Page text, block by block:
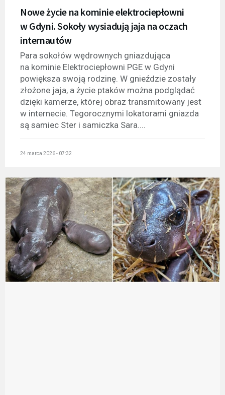
Nowe życie na kominie elektrociepłowni
w Gdyni. Sokoły wysiadują jaja na oczach
internautów
Para sokołów wędrownych gniazdująca
na kominie Elektrociepłowni PGE w Gdyni
powiększa swoją rodzinę. W gnieździe zostały
złożone jaja, a życie ptaków można podglądać
dzięki kamerze, której obraz transmitowany jest
w internecie. Tegorocznymi lokatorami gniazda
są samiec Ster i samiczka Sara....
24 marca 2026 - 07:32